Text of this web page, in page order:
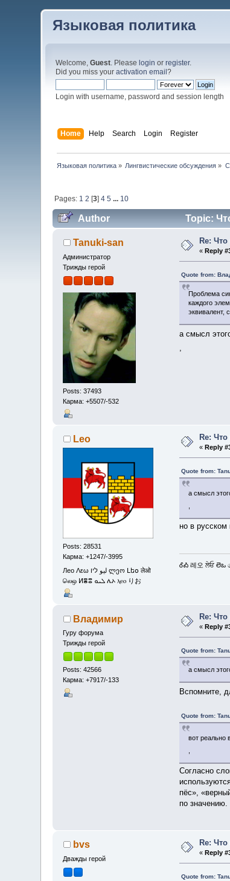
Языковая политика
Welcome,Guest. Please login orregister.
Did you miss youractivation email?
Login with username, password and session length
Home Help Search Login Register
Языковая политика» Лингвистические обсуждения »
Pages: 1 2 [3] 4 5 ... 10
Author Topic:
Tanuki-san
Администратор
Трижды герой
Posts: 37493
Карма: +5507/-532
Re:
« Reply
Quote from:
Проблема
каждого
эквивалент,
а смысл
,
Leo
Posts: 28531
Карма: +1247/-3995
Лео Λεω ليو ליו ლეო Լեօ लेओ
லெஒ ⵍⴻⵓ ܠܝܘ ሌኦ ⲗⲉⲟ りお
Re:
« Reply
Quote from:
а смысл
но в
ᎴᎣ 레오 ਲੇਓ
Владимир
Гуру форума
Трижды герой
Posts: 42566
Карма: +7917/-133
Re:
« Reply
Quote from:
а смысл
Вспомните,
Quote from:
вот реально
Согласно
пёс»,
по значению.
bvs
Дважды герой
Re:
« Reply
Quote from: